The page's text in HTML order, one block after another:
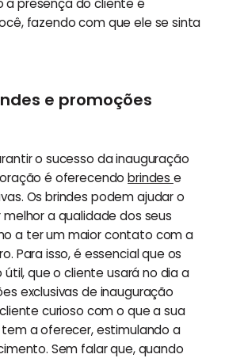
presença do cliente é
fazendo com que ele se sinta
e promoções
o sucesso da inauguração
é oferecendobrindes e
Os brindes podem ajudar o
a qualidade dos seus
a ter um maior contato com a
Para isso, é essencial que os
que o cliente usará no dia a
exclusivas de inauguração
curioso com o que a sua
a oferecer, estimulando a
Sem falar que, quando